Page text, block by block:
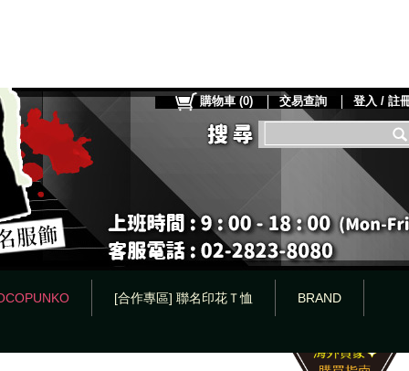
[合作專區] 聯名印花Ｔ恤 BRAND
購物車 (0) 交易查詢 登入 / 註